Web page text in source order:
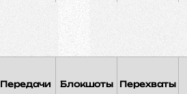
Передачи Блокшоты Перехваты